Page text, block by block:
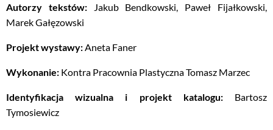
Autorzy tekstów:Jakub Bendkowski, Paweł Fijałkowski,
Marek Gałęzowski
Projekt wystawy: Aneta Faner
Wykonanie: Kontra Pracownia Plastyczna Tomasz Marzec
Identyfikacja wizualna i projekt katalogu:Bartosz
Tymosiewicz